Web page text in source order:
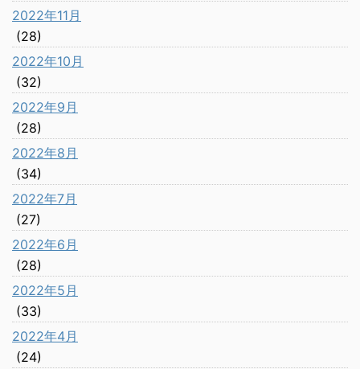
2022年11月
(28)
2022年10月
(32)
2022年9月
(28)
2022年8月
(34)
2022年7月
(27)
2022年6月
(28)
2022年5月
(33)
2022年4月
(24)